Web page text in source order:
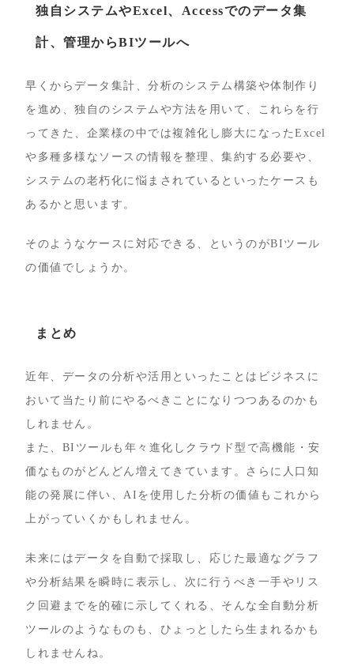
独自システムやExcel、Accessでのデータ集
計、管理からBIツールへ
早くからデータ集計、分析のシステム構築や体制作り
を進め、独自のシステムや方法を用いて、これらを行
ってきた、企業様の中では複雑化し膨大になったExcel
や多種多様なソースの情報を整理、集約する必要や、
システムの老朽化に悩まされているといったケースも
あるかと思います。
そのようなケースに対応できる、というのがBIツール
の価値でしょうか。
まとめ
近年、データの分析や活用といったことはビジネスに
おいて当たり前にやるべきことになりつつあるのかも
しれません。
また、BIツールも年々進化しクラウド型で高機能・安
価なものがどんどん増えてきています。さらに人口知
能の発展に伴い、AIを使用した分析の価値もこれから
上がっていくかもしれません。
未来にはデータを自動で採取し、応じた最適なグラフ
や分析結果を瞬時に表示し、次に行うべき一手やリス
ク回避までを的確に示してくれる、そんな全自動分析
ツールのようなものも、ひょっとしたら生まれるかも
しれませんね。